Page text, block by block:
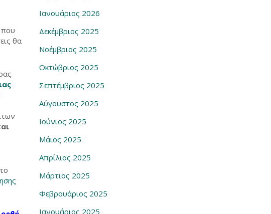
που
θα
Ιανουάριος 2026
Δεκέμβριος 2025
Νοέμβριος 2025
Οκτώβριος 2025
Σεπτέμβριος 2025
Αύγουστος 2025
Ιούνιος 2025
Μάιος 2025
Απρίλιος 2025
Μάρτιος 2025
Φεβρουάριος 2025
Ιανουάριος 2025